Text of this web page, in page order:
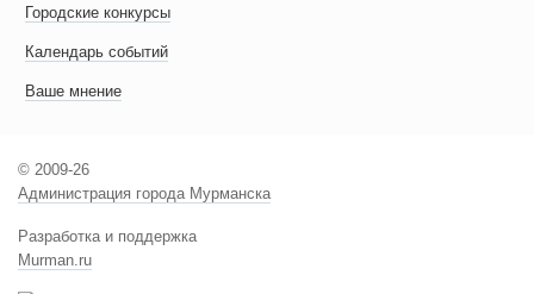
Городские конкурсы
Календарь событий
Ваше мнение
© 2009-26
Администрация города Мурманска
Разработка и поддержка
Murman.ru